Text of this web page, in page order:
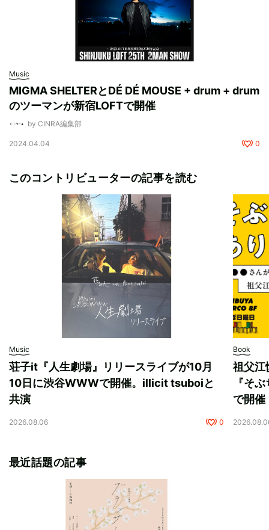
Music
MIGMA SHELTERとDÉ DÉ MOUSE + drum + drum
のツーマンが新宿LOFTで開催
by CINRA編集部
2024.04.04 0
このコントリビューターの記事を読む
Music
荘子it『人生劇場』リリースライブが10月
10日に渋谷WWWで開催。illicit tsuboiと
共演
2026.08.06 0
Book
祖父江
『そ
で開催
最近話題の記事